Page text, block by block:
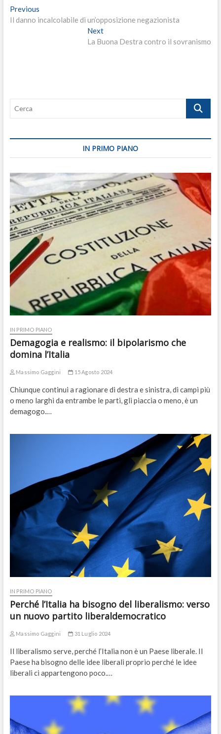
Navigazione
articoli
PreviousPrevious
post:
Il danno incalcolabile di un’opposizione negazionista
NextNext
post:
La Buona Destra contro il sovranismo
Cerca
IN PRIMO PIANO
IN PRIMO PIANO
Demagogia e realismo: il bipolarismo che
domina l’Italia
Massimo Gaggini 15 Agosto 2024
Chiunque continui a ragionare di destra e sinistra, di campi più
o meno larghi da entrambe le parti, gli piaccia o meno, è un
demagogo.…
IN PRIMO PIANO
Perché l’Italia ha bisogno del liberalismo: verso
un nuovo partito liberaldemocratico
Massimo Gaggini 31 Luglio 2024
Il liberalismo serve, perché l’Italia non è un Paese liberale. Il
Paese ha bisogno delle idee liberali proprio perché le idee
liberali ci appartengono poco.…